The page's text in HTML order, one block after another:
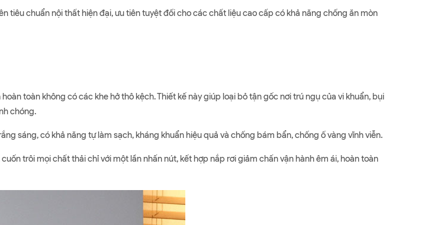
tiêu chuẩn nội thất hiện đại, ưu tiên tuyệt đối cho các chất liệu cao cấp có khả năng chống ăn mòn
toàn không có các khe hở thô kệch. Thiết kế này giúp loại bỏ tận gốc nơi trú ngụ của vi khuẩn, bụi
chóng.
sáng, có khả năng tự làm sạch, kháng khuẩn hiệu quả và chống bám bẩn, chống ố vàng vĩnh viễn.
trôi mọi chất thải chỉ với một lần nhấn nút, kết hợp nắp rơi giảm chấn vận hành êm ái, hoàn toàn